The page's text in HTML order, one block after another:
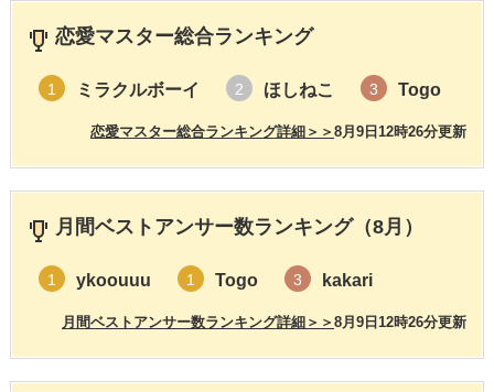
恋愛マスター総合ランキング
1 ミラクルボーイ 2 ほしねこ 3 Togo
8月9日12時26分更新
恋愛マスター総合ランキング詳細＞＞
月間ベストアンサー数ランキング（8月）
1 ykoouuu 1 Togo 3 kakari
8月9日12時26分更新
月間ベストアンサー数ランキング詳細＞＞